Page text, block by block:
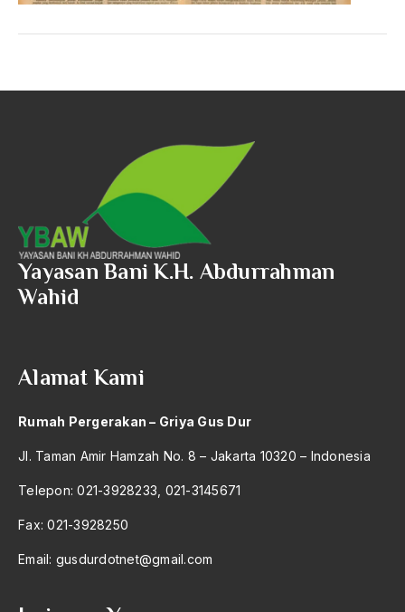
Yayasan Bani K.H. Abdurrahman
Wahid
Alamat Kami
Rumah Pergerakan – Griya Gus Dur
Jl. Taman Amir Hamzah No. 8 – Jakarta 10320 – Indonesia
Telepon: 021-3928233, 021-3145671
Fax: 021-3928250
Email: gusdurdotnet@gmail.com